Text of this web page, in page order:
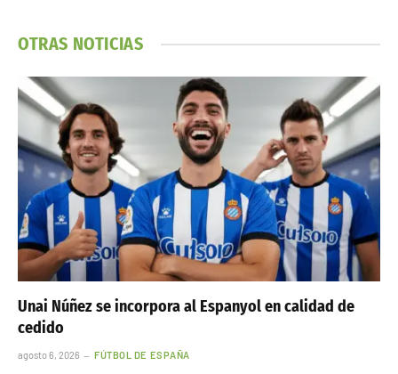
OTRAS NOTICIAS
Unai Núñez se incorpora al Espanyol en calidad de
cedido
agosto 6, 2026 FÚTBOL DE ESPAÑA